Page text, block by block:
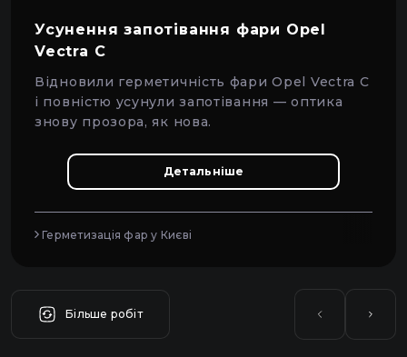
Усунення запотівання фари Opel
Vectra C
Відновили герметичність фари Opel Vectra C
і повністю усунули запотівання — оптика
знову прозора, як нова.
Детальніше
Герметизація фар у Києві
Більше робіт